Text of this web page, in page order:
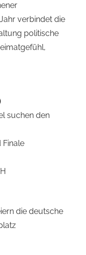
verbindet die
politische
suchen den
Finale
die deutsche